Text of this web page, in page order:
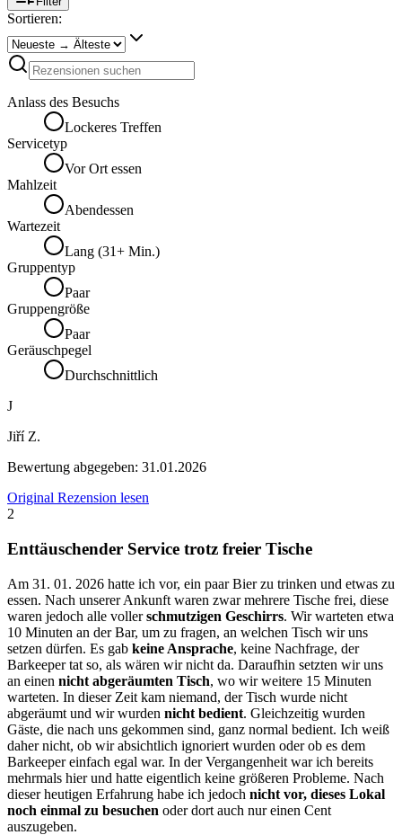
Sortieren:
Anlass des Besuchs
Lockeres Treffen
Servicetyp
Vor Ort essen
Mahlzeit
Abendessen
Wartezeit
Lang (31+ Min.)
Gruppentyp
Paar
Gruppengröße
Paar
Geräuschpegel
Durchschnittlich
J
Jiří Z.
Bewertung abgegeben: 31.01.2026
Original Rezension lesen
2
Enttäuschender Service trotz freier Tische
Am 31. 01. 2026 hatte ich vor, ein paar Bier zu trinken und etwas zu
essen. Nach unserer Ankunft waren zwar mehrere Tische frei, diese
waren jedoch alle vollerschmutzigen Geschirrs. Wir warteten etwa
10 Minuten an der Bar, um zu fragen, an welchen Tisch wir uns
setzen dürfen. Es gab keine Ansprache, keine Nachfrage, der
Barkeeper tat so, als wären wir nicht da. Daraufhin setzten wir uns
an einen nicht abgeräumten Tisch, wo wir weitere 15 Minuten
warteten. In dieser Zeit kam niemand, der Tisch wurde nicht
abgeräumt und wir wurden nicht bedient. Gleichzeitig wurden
Gäste, die nach uns gekommen sind, ganz normal bedient. Ich weiß
daher nicht, ob wir absichtlich ignoriert wurden oder ob es dem
Barkeeper einfach egal war. In der Vergangenheit war ich bereits
mehrmals hier und hatte eigentlich keine größeren Probleme. Nach
dieser heutigen Erfahrung habe ich jedoch nicht vor, dieses Lokal
noch einmal zu besuchen oder dort auch nur einen Cent
auszugeben.